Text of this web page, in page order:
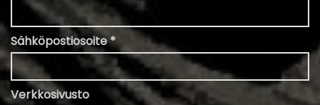
Sähköpostiosoite*
Verkkosivusto